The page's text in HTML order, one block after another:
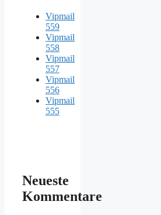
Vipmail
559
Vipmail
558
Vipmail
557
Vipmail
556
Vipmail
555
Neueste
Kommentare